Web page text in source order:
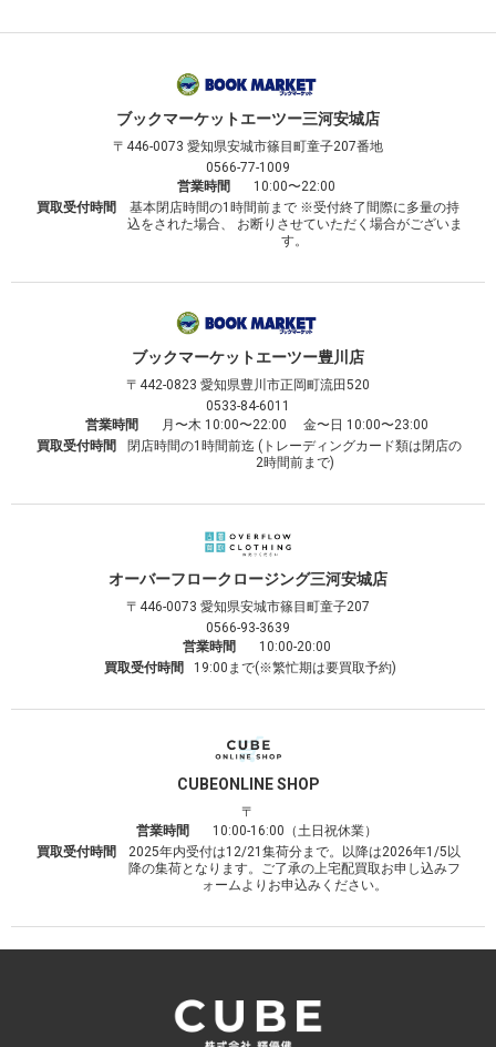
ブックマーケットエーツー三河安城店
〒446-0073 愛知県安城市篠目町童子207番地
0566-77-1009
営業時間
10:00〜22:00
買取受付時間
基本閉店時間の1時間前まで ※受付終了間際に多量の持
込をされた場合、 お断りさせていただく場合がございま
す。
ブックマーケットエーツー豊川店
〒442-0823 愛知県豊川市正岡町流田520
0533-84-6011
営業時間
月〜木 10:00〜22:00 金〜日 10:00〜23:00
買取受付時間
閉店時間の1時間前迄 (トレーディングカード類は閉店の
2時間前まで)
オーバーフロークロージング三河安城店
〒446-0073 愛知県安城市篠目町童子207
0566-93-3639
営業時間
10:00-20:00
買取受付時間
19:00まで(※繁忙期は要買取予約)
CUBEONLINE SHOP
〒
営業時間
10:00-16:00（土日祝休業）
買取受付時間
2025年内受付は12/21集荷分まで。以降は2026年1/5以
降の集荷となります。ご了承の上宅配買取お申し込みフ
ォームよりお申込みください。